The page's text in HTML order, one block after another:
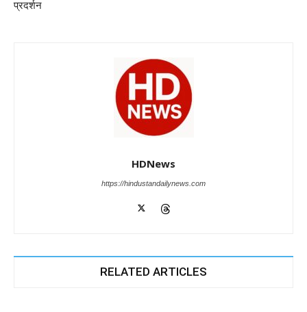
k
प्रदर्शन
HDNews
https://hindustandailynews.com
RELATED ARTICLES